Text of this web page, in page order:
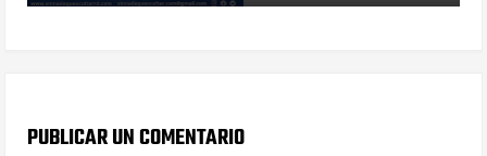
PUBLICAR UN COMENTARIO